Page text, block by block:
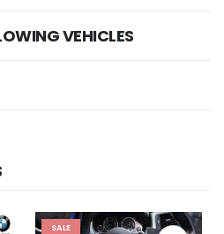
VEHICLES
SALE